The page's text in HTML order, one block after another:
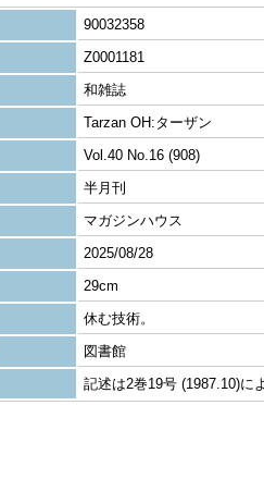
90032358
Z0001181
和雑誌
Tarzan OH:ターザン
Vol.40 No.16 (908)
半月刊
マガジンハウス
2025/08/28
29cm
休む技術。
図書館
記述は2巻19号 (1987.10)に